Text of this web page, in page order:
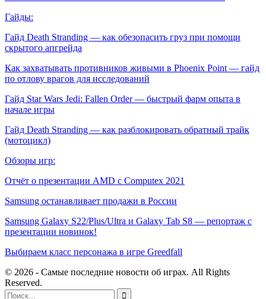
Гайды:
Гайд Death Stranding — как обезопасить груз при помощи
скрытого апгрейда
Как захватывать противников живыми в Phoenix Point — гайд
по отлову врагов для исследований
Гайд Star Wars Jedi: Fallen Order — быстрый фарм опыта в
начале игры
Гайд Death Stranding — как разблокировать обратный трайк
(мотоцикл)
Обзоры игр:
Отчёт о презентации AMD с Computex 2021
Samsung останавливает продажи в России
Samsung Galaxy S22/Plus/Ultra и Galaxy Tab S8 — репортаж с
презентации новинок!
Выбираем класс персонажа в игре Greedfall
© 2026 - Самые последние новости об играх. All Rights
Reserved.